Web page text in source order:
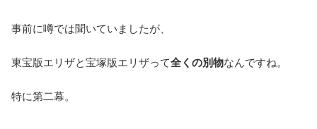
事前に噂では聞いていましたが、
東宝版エリザと宝塚版エリザって全くの別物なんですね。
特に第二幕。